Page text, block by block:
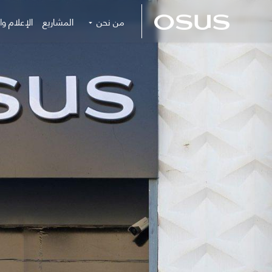
من نحن المشاريع الإعلام